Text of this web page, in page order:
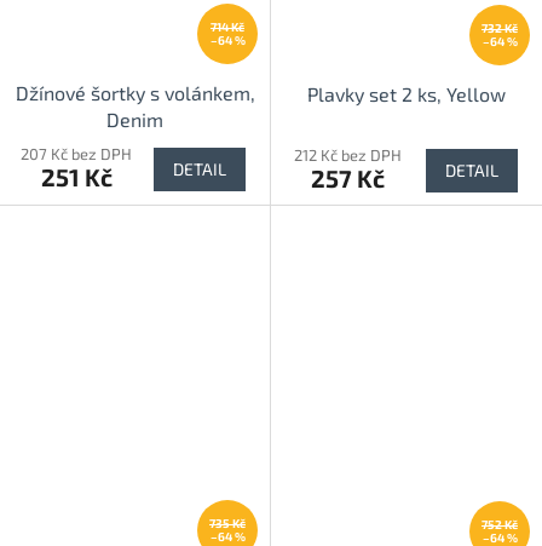
714 Kč
–64 %
Džínové šortky s volánkem,
Denim
207 Kč bez DPH
251 Kč DETAIL
732 Kč
–64 %
Plavky set 2 ks, Yellow
212 Kč bez DPH
257 Kč DETAIL
735 Kč
–64 %
752 Kč
–64 %